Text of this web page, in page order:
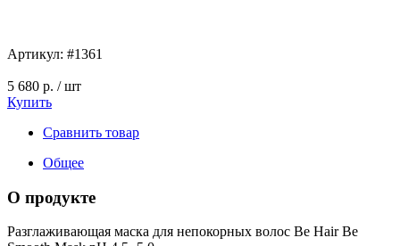
Артикул: #1361
5 680 р. / шт
Купить
Сравнить товар
Общее
О продукте
Разглаживающая маска для непокорных волос Be Hair Be